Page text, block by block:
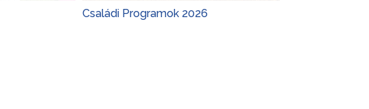
Családi Programok 2026